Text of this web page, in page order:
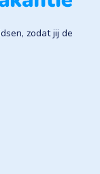
zodat jij de